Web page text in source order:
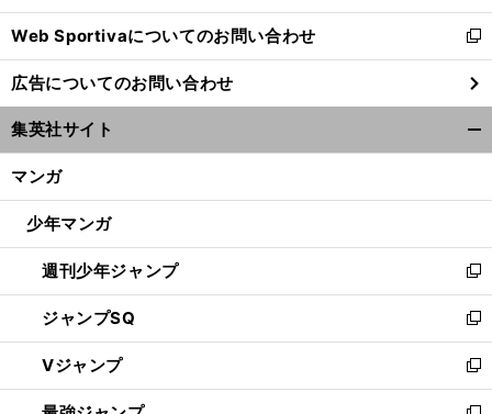
開
く
Web Sportivaについてのお問い合わせ
新
し
い
ウ
ィ
ン
ウ
開
く
広告についてのお問い合わせ
集英社サイト
マンガ
少年マンガ
週刊少年ジャンプ
新
し
い
ウ
ィ
ン
ジャンプSQ
新
し
い
ウ
Vジャンプ
新
し